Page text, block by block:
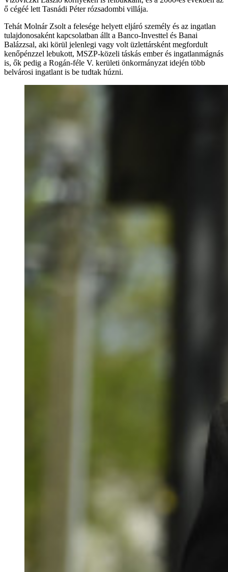
ő cégéé lett Tasnádi Péter rózsadombi villája.
Tehát Molnár Zsolt a felesége helyett eljáró személy és az ingatlan
tulajdonosaként kapcsolatban állt a Banco-Investtel és Banai
Balázzsal, aki körül jelenlegi vagy volt üzlettársként megfordult
kenőpénzzel lebukott, MSZP-közeli táskás ember és ingatlanmágnás
is, ők pedig a Rogán-féle V. kerületi önkormányzat idején több
belvárosi ingatlant is be tudtak húzni.